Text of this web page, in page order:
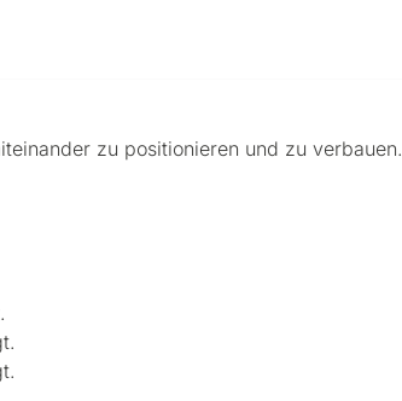
zu positionieren und zu verbauen.